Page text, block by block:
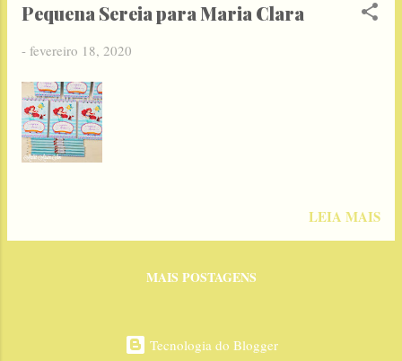
Pequena Sereia para Maria Clara
- fevereiro 18, 2020
LEIA MAIS
MAIS POSTAGENS
Tecnologia do Blogger